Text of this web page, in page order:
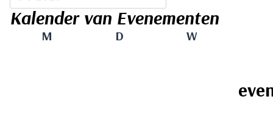
Kalender van Evenementen
M Ddinsdag Wwoensdag